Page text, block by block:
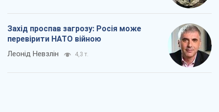
Захід проспав загрозу: Росія може
перевірити НАТО війною
Леонід Невзлін 4,3 т.